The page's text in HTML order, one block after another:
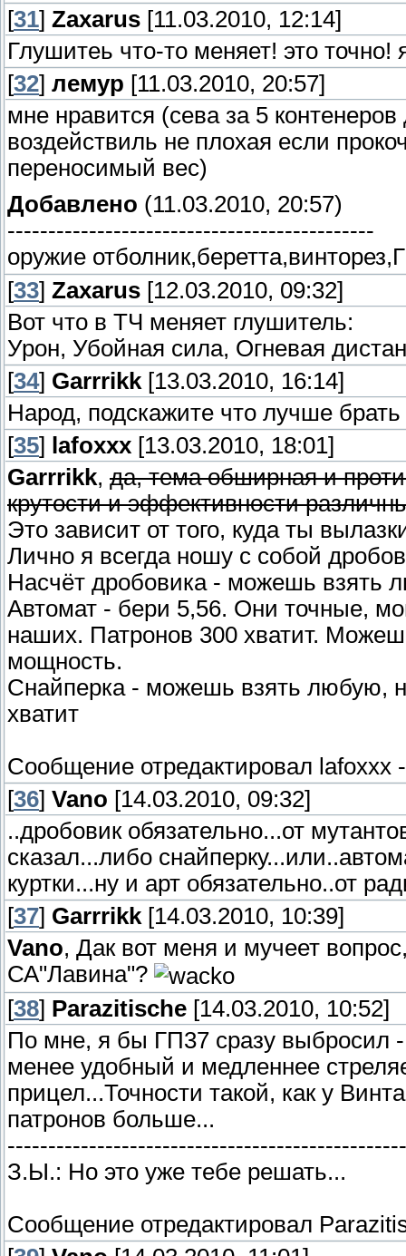
[31] Zaxarus [11.03.2010, 12:14]
Глушитеь что-то меняет! это
[32] лемур [11.03.2010, 20:57]
мне нравится (сева за 5
воздействиль не плохая если
переносимый вес)
Добавлено (11.03.2010, 20:57)
---------------------------------------------
оружие
[33] Zaxarus [12.03.2010, 09:32]
Вот что в ТЧ меняет глушитель:
Урон, Убойная сила, Огневая
[34] Garrrikk [13.03.2010, 16:14]
Народ, подскажите что лучше
[35] lafoxxx [13.03.2010, 18:01]
Garrrikk, да, тема обширная и
крутости и эффективности
Это зависит от того, куда ты
Лично я всегда ношу с собой
Насчёт дробовика - можешь взять
Автомат - бери 5,56. Они точные,
наших. Патронов 300 хватит.
мощность.
Снайперка - можешь взять любую,
хватит
Сообщение отредактировал lafoxxx
[36] Vano [14.03.2010, 09:32]
..дробовик обязательно...от
сказал...либо
куртки...ну и арт обязательно..от
[37] Garrrikk [14.03.2010, 10:39]
Vano, Дак вот меня и мучеет
СА"Лавина"?
[38] Parazitische [14.03.2010, 10:52]
По мне, я бы ГП37 сразу выбросил
менее удобный и медленнее
прицел...Точности такой, как у
патронов больше...
З.Ы.: Но это уже тебе решать...
Сообщение отредактировал